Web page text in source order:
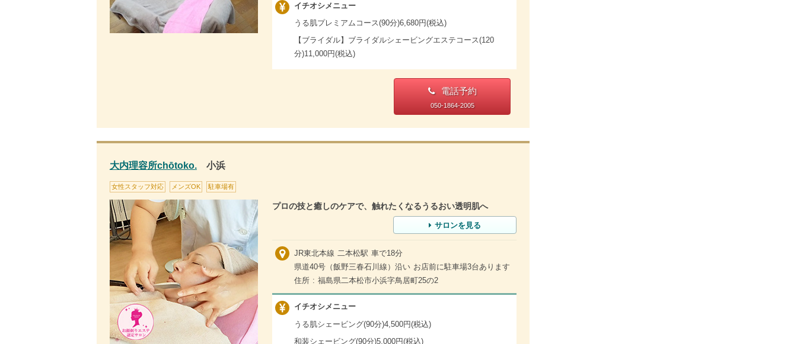
イチオシメニュー
うる肌プレミアムコース(90分)6,680円(税込)
【ブライダル】ブライダルシェービングエステコース(120
分)11,000円(税込)
電話予約
050-1864-2005
大内理容所chōtoko.小浜
女性スタッフ対応 メンズOK 駐車場有
プロの技と癒しのケアで、触れたくなるうるおい透明肌へ
サロンを見る
JR東北本線 二本松駅 車で18分
県道40号（飯野三春石川線）沿い お店前に駐車場3台あります
住所 : 福島県二本松市小浜字鳥居町25の2
イチオシメニュー
うる肌シェービング(90分)4,500円(税込)
和装シェービング(90分)5,000円(税込)